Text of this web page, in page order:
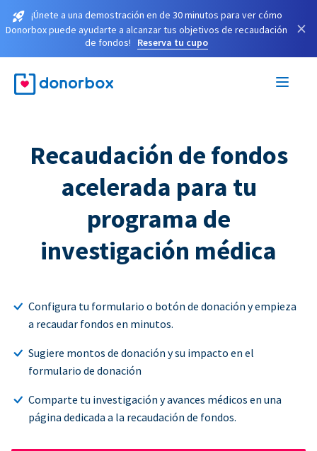
¡Únete a una demostración en de 30 minutos para ver cómo
Donorbox puede ayudarte a alcanzar tus objetivos de recaudación
de fondos!
Reserva tu cupo
×
Recaudación de fondos
acelerada para tu
programa de
investigación médica
Configura tu formulario o botón de donación y empieza
a recaudar fondos en minutos.
Sugiere montos de donación y su impacto en el
formulario de donación
Comparte tu investigación y avances médicos en una
página dedicada a la recaudación de fondos.